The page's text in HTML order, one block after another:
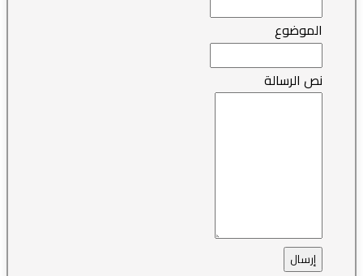
الموضوع
نص الرسالة
إرسال